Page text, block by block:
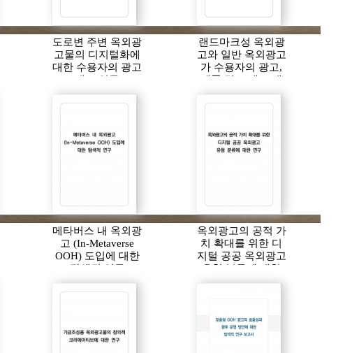
도로변 주변 옥외광
고물의 디지털화에
대한 수용자의 광고
태도 연구
랜드마크성 옥외광
고와 일반 옥외광고
가 수용자의 광고,
제품 및 브랜드 태
도에 미치는 효과
비교
메타버스 내 옥외광
고 (In-Metaverse
OOH) 도입에 대한
탐색적 연구
옥외광고의 공적 가
치 확대를 위한 디
지털 공공 옥외광고
유형 분류에 대한